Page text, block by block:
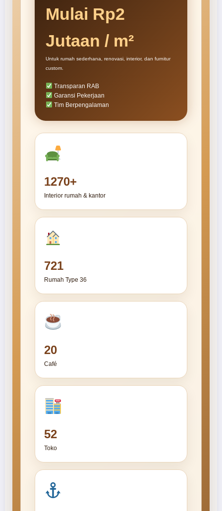
Mulai Rp2
Jutaan / m²
Untuk rumah sederhana, renovasi, interior, dan furnitur
custom.
Transparan RAB
Garansi Pekerjaan
Tim Berpengalaman
1270+
Interior rumah & kantor
721
Rumah Type 36
20
Café
52
Toko